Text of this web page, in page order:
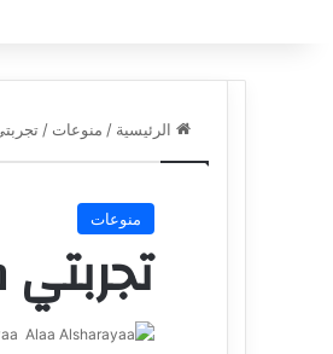
الرئيسية / منوعات /
منوعات